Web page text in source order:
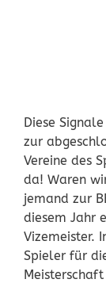
Diese
zur
Vereine des
da! Waren
jemand zur
diesem Jahr
Vizemeister.
Spieler für